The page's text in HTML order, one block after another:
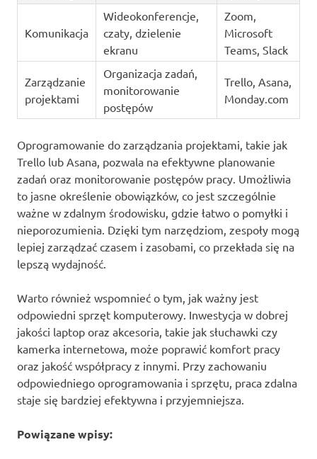
Komunikacja
Wideokonferencje,
czaty, dzielenie
ekranu
Zoom,
Microsoft
Teams, Slack
Zarządzanie
projektami
Organizacja zadań,
monitorowanie
postępów
Trello, Asana,
Monday.com
Oprogramowanie do zarządzania projektami, takie jak
Trello lub Asana, pozwala na efektywne planowanie
zadań oraz monitorowanie postępów pracy. Umożliwia
to jasne określenie obowiązków, co jest szczególnie
ważne w zdalnym środowisku, gdzie łatwo o pomyłki i
nieporozumienia. Dzięki tym narzędziom, zespoły mogą
lepiej zarządzać czasem i zasobami, co przekłada się na
lepszą wydajność.
Warto również wspomnieć o tym, jak ważny jest
odpowiedni sprzęt komputerowy. Inwestycja w dobrej
jakości laptop oraz akcesoria, takie jak słuchawki czy
kamerka internetowa, może poprawić komfort pracy
oraz jakość współpracy z innymi. Przy zachowaniu
odpowiedniego oprogramowania i sprzętu, praca zdalna
staje się bardziej efektywna i przyjemniejsza.
Powiązane wpisy: